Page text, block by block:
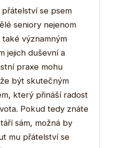
se psem
seniory nejenom
významným
jejich duševní a
praxe mohu
být skutečným
který přináší radost
Pokud tedy znáte
sám, možná by
mu přátelství se